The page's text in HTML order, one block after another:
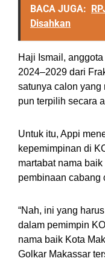
BACA JUGA:
Disahkan
Haji Ismail,
2024–2029 dari
satunya calon yang
pun terpilih secara
Untuk itu, Appi
kepemimpinan di
martabat nama
pembinaan cabang
“Nah, ini yang
dalam pemimpin
nama baik Kota
Golkar Makassar